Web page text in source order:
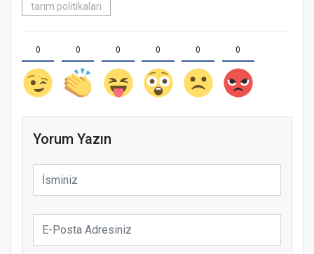
tarım politikaları
0 0 0 0 0 0
Yorum Yazın